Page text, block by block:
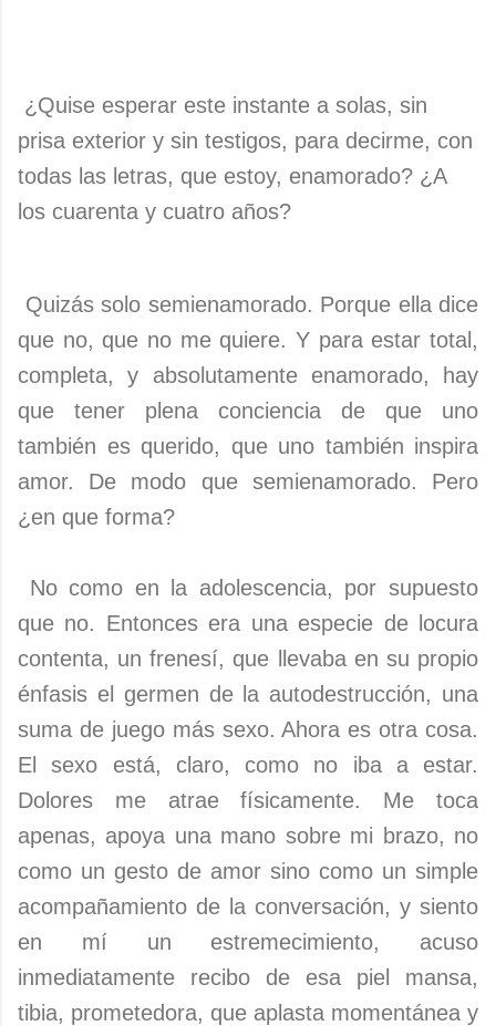
¿Quise esperar este instante a solas, sin
prisa exterior y sin testigos, para decirme, con
todas las letras, que estoy, enamorado? ¿A
los cuarenta y cuatro años?
Quizás solo semienamorado. Porque ella dice
que no, que no me quiere. Y para estar total,
completa, y absolutamente enamorado, hay
que tener plena conciencia de que uno
también es querido, que uno también inspira
amor. De modo que semienamorado. Pero
¿en que forma?
No como en la adolescencia, por supuesto
que no. Entonces era una especie de locura
contenta, un frenesí, que llevaba en su propio
énfasis el germen de la autodestrucción, una
suma de juego más sexo. Ahora es otra cosa.
El sexo está, claro, como no iba a estar.
Dolores me atrae físicamente. Me toca
apenas, apoya una mano sobre mi brazo, no
como un gesto de amor sino como un simple
acompañamiento de la conversación, y siento
en mí un estremecimiento, acuso
inmediatamente recibo de esa piel mansa,
tibia, prometedora, que aplasta momentánea y